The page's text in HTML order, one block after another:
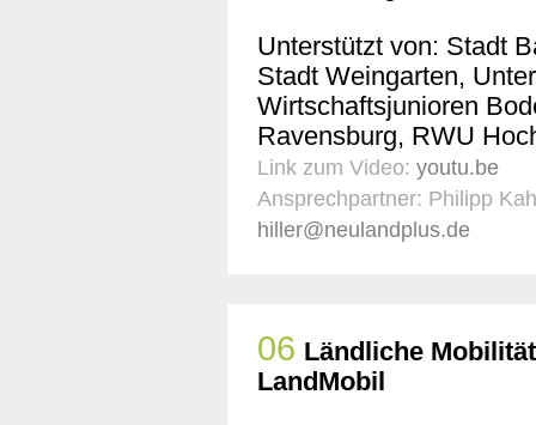
Unterstützt von: Stadt
Stadt Weingarten,
Wirtschaftsjunioren
Ravensburg, RWU
Link zum Video: youtu.be
Ansprechpartner: Philipp
hiller@neulandplus.de
06 Ländliche
LandMobil